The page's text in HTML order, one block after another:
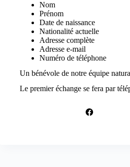
Nom
Prénom
Date de naissance
Nationalité actuelle
Adresse complète
Adresse e-mail
Numéro de téléphone
Un bénévole de notre équipe
Le premier échange se fera par